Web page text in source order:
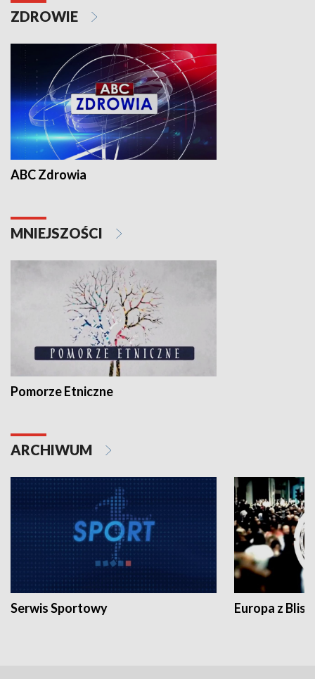
ZDROWIE
ABC Zdrowia
MNIEJSZOŚCI
Pomorze Etniczne
ARCHIWUM
Serwis Sportowy Europa z